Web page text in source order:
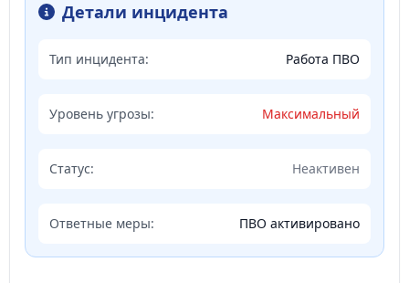
Детали инцидента
Тип инцидента: Работа ПВО
Уровень угрозы: Максимальный
Статус: Неактивен
Ответные меры: ПВО активировано